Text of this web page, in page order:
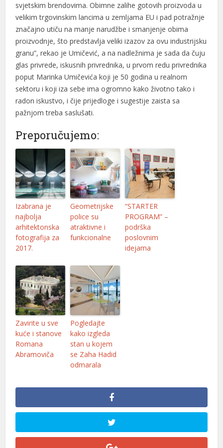
svjetskim brendovima. Obimne zalihe gotovih proizvoda u
velikim trgovinskim lancima u zemljama EU i pad potražnje
značajno utiču na manje narudžbe i smanjenje obima
proizvodnje, što predstavlja veliki izazov za ovu industrijsku
granu”, rekao je Umičević, a na nadležnima je sada da čuju
glas privrede, iskusnih privrednika, u prvom redu privrednika
poput Marinka Umičevića koji je 50 godina u realnom
sektoru i koji iza sebe ima ogromno kako životno tako i
radon iskustvo, i čije prijedloge i sugestije zaista sa
pažnjom treba saslušati.
Preporučujemo:
Izabrana je
najbolja
arhitektonska
fotografija za
2017.
Geometrijske
police su
atraktivne i
funkcionalne
“STARTER
PROGRAM” –
podrška
poslovnim
idejama
Zavirite u sve
kuće i stanove
Romana
Abramoviča
Pogledajte
kako izgleda
stan u kojem
se Zaha Hadid
odmarala